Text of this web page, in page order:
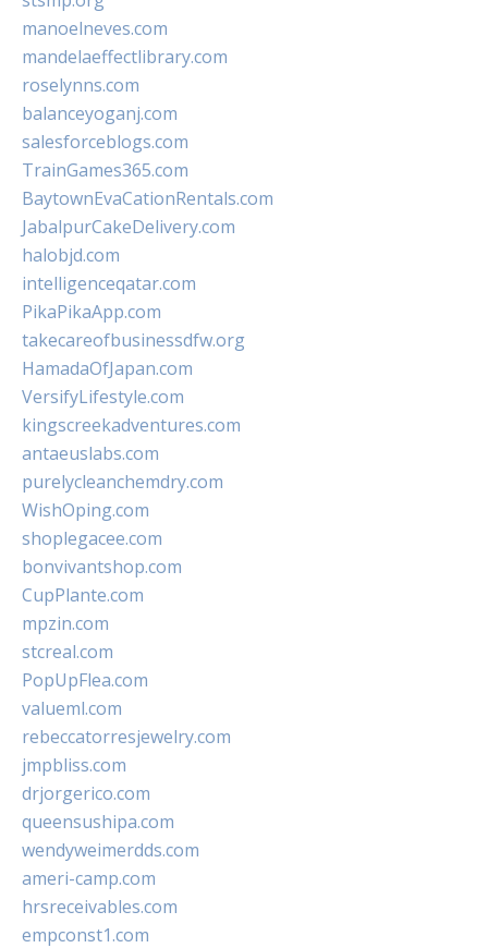
manoelneves.com
mandelaeffectlibrary.com
roselynns.com
balanceyoganj.com
salesforceblogs.com
TrainGames365.com
BaytownEvaCationRentals.com
JabalpurCakeDelivery.com
halobjd.com
intelligenceqatar.com
PikaPikaApp.com
takecareofbusinessdfw.org
HamadaOfJapan.com
VersifyLifestyle.com
kingscreekadventures.com
antaeuslabs.com
purelycleanchemdry.com
WishOping.com
shoplegacee.com
bonvivantshop.com
CupPlante.com
mpzin.com
stcreal.com
PopUpFlea.com
valueml.com
rebeccatorresjewelry.com
jmpbliss.com
drjorgerico.com
queensushipa.com
wendyweimerdds.com
ameri-camp.com
hrsreceivables.com
empconst1.com